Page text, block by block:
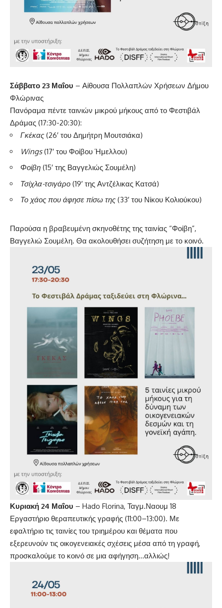
Σάββατο 23 Μαΐου – Αίθουσα Πολλαπλών Χρήσεων Δήμου
Φλώρινας
Πανόραμα πέντε ταινιών μικρού μήκους από το Φεστιβάλ
Δράμας (17:30-20:30):
Γκέκας (26′ του Δημήτρη Μουτσιάκα)
Wings(17′ του Φοίβου Ήμελλου)
Φοίβη (15′ της Βαγγελιώς Σουμέλη)
Τσίχλα-τσιγάρο (19′ της Αντζέλικας Κατσά)
Το χάος που άφησε πίσω της (33′ του Νίκου Κολιούκου)
Παρούσα η βραβευμένη σκηνοθέτης της ταινίας “Φοίβη”,
Βαγγελιώ Σουμέλη. Θα ακολουθήσει συζήτηση με το κοινό.
Κυριακή 24 Μαΐου – Hado Florina, Ταγμ.Ναουμ 18
Εργαστήριο θεραπευτικής γραφής (11:00–13:00). Με
εφαλτήριο τις ταινίες του τριημέρου και θέματα που
εξερευνούν τις οικογενειακές σχέσεις μέσα από τη γραφή,
προσκαλούμε το κοινό σε μια αφήγηση…αλλιώς!